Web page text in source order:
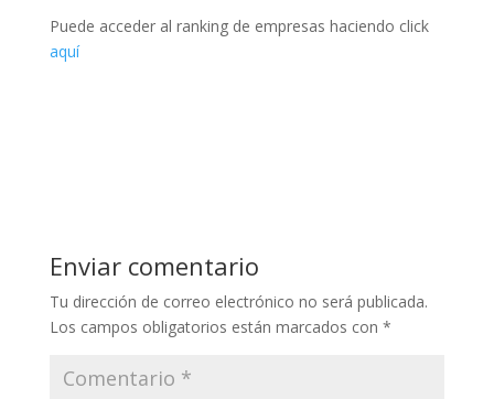
Puede acceder al ranking de empresas haciendo click
aquí
Enviar comentario
Tu dirección de correo electrónico no será publicada.
Los campos obligatorios están marcados con *